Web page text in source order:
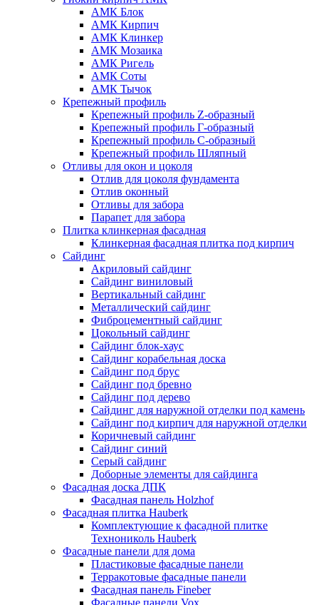
АМК Блок
АМК Кирпич
АМК Клинкер
АМК Мозаика
АМК Ригель
АМК Соты
АМК Тычок
Крепежный профиль
Крепежный профиль Z-образный
Крепежный профиль Г-образный
Крепежный профиль С-образный
Крепежный профиль Шляпный
Отливы для окон и цоколя
Отлив для цоколя фундамента
Отлив оконный
Отливы для забора
Парапет для забора
Плитка клинкерная фасадная
Клинкерная фасадная плитка под кирпич
Сайдинг
Акриловый сайдинг
Сайдинг виниловый
Вертикальный сайдинг
Металлический сайдинг
Фиброцементный сайдинг
Цокольный сайдинг
Сайдинг блок-хаус
Сайдинг корабельная доска
Сайдинг под брус
Сайдинг под бревно
Сайдинг под дерево
Сайдинг для наружной отделки под камень
Сайдинг под кирпич для наружной отделки
Коричневый сайдинг
Сайдинг синий
Серый сайдинг
Доборные элементы для сайдинга
Фасадная доска ДПК
Фасадная панель Holzhof
Фасадная плитка Hauberk
Комплектующие к фасадной плитке
Технониколь Hauberk
Фасадные панели для дома
Пластиковые фасадные панели
Терракотовые фасадные панели
Фасадная панель Fineber
Фасадные панели Vox